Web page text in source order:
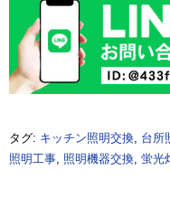
タグ: キッチン照明交換 台所
照明工事 照明機器交換 蛍光